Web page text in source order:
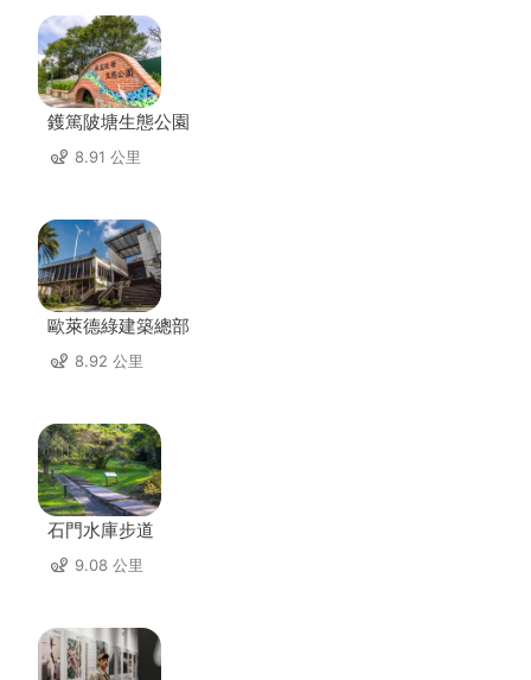
鑊篤陂塘生態公園
8.91 公里
歐萊德綠建築總部
8.92 公里
石門水庫步道
9.08 公里